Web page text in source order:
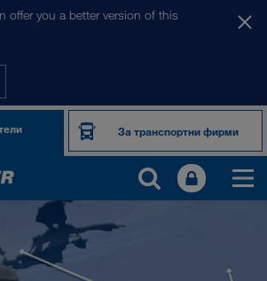
offer you a better version of this
За транспортни фирми